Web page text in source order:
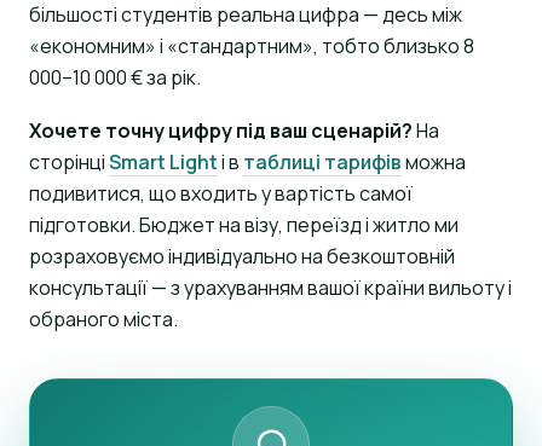
більшості студентів реальна цифра — десь між
«економним» і «стандартним», тобто близько 8
000–10 000 € за рік.
Хочете точну цифру під ваш сценарій?На
сторінціSmart Lightі в таблиці тарифівможна
подивитися, що входить у вартість самої
підготовки. Бюджет на візу, переїзд і житло ми
розраховуємо індивідуально на безкоштовній
консультації — з урахуванням вашої країни вильоту і
обраного міста.